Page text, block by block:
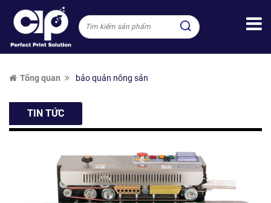
Tổng quan bảo quản nông sản
TIN TỨC